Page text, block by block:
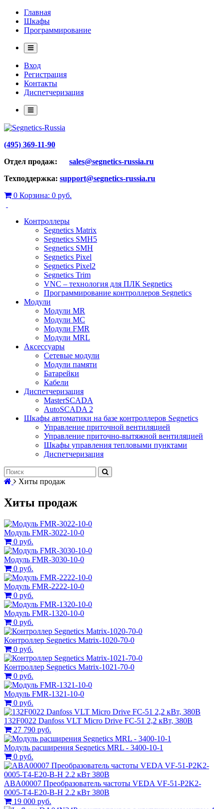
Главная
Шкафы
Программирование
Вход
Регистрация
Контакты
Диспетчеризация
(495) 369-11-90
Отдел продаж: sales@segnetics-russia.ru
Техподдержка: support@segnetics-russia.ru
0 Корзина: 0 руб.
Контроллеры
Segnetics Matrix
Segnetics SMH5
Segnetics SMH
Segnetics Pixel
Segnetics Pixel2
Segnetics Trim
VNC – технология для ПЛК Segnetics
Программирование контроллеров Segnetics
Модули
Модули MR
Модули MC
Модули FMR
Модули MRL
Аксеcсуары
Сетевые модули
Модули памяти
Батарейки
Кабели
Диспетчеризация
MasterSCADA
AutoSCADA 2
Шкафы автоматики на базе контроллеров Segnetics
Управление приточной вентиляцией
Управление приточно-вытяжной вентиляцией
Шкафы управления тепловыми пунктами
Диспетчеризация
Хиты продаж
Хиты продаж
Модуль FMR-3022-10-0
0 руб.
Модуль FMR-3030-10-0
0 руб.
Модуль FMR-2222-10-0
0 руб.
Модуль FMR-1320-10-0
0 руб.
Контроллер Segnetics Matrix-1020-70-0
0 руб.
Контроллер Segnetics Matrix-1021-70-0
0 руб.
Модуль FMR-1321-10-0
0 руб.
132F0022 Danfoss VLT Micro Drive FC-51 2,2 кВт, 380В
27 790 руб.
Модуль расширения Segnetics MRL - 3400-10-1
0 руб.
ABA00007 Преобразователь частоты VEDA VF-51-P2K2-
0005-T4-E20-B-H 2.2 кВт 380В
19 000 руб.